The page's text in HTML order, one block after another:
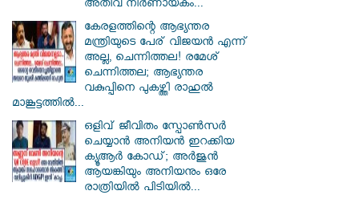
അതീവ നിർണായകം...
കേരളത്തിന്റെ ആഭ്യന്തര
മന്ത്രിയുടെ പേര് വിജയൻ എന്ന്
അല്ല, ചെന്നിത്തല! രമേശ്
ചെന്നിത്തല; ആഭ്യന്തര
വകുപ്പിനെ പുകഴ്ത്തി രാഹുൽ
മാങ്കൂട്ടത്തിൽ...
ഒളിവ് ജീവിതം സ്പോൺസർ
ചെയ്യാൻ അനിയൻ ഇറക്കിയ
ക്യൂആർ കോഡ്; അർജുൻ
ആയങ്കിയും അനിയനും ഒരേ
രാത്രിയിൽ പിടിയിൽ...